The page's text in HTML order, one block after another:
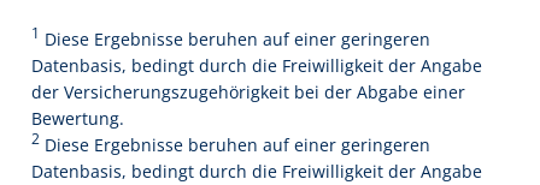
1 Diese Ergebnisse beruhen auf einer geringeren
Datenbasis, bedingt durch die Freiwilligkeit der Angabe
der Versicherungszugehörigkeit bei der Abgabe einer
Bewertung.
2 Diese Ergebnisse beruhen auf einer geringeren
Datenbasis, bedingt durch die Freiwilligkeit der Angabe